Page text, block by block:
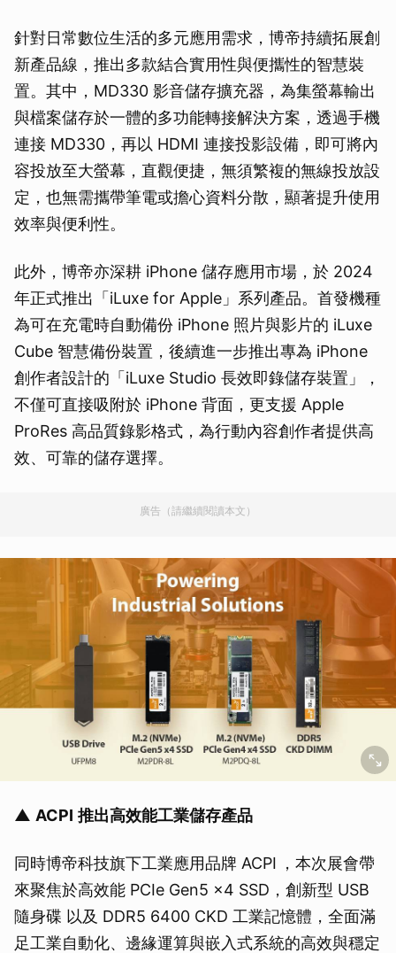
針對日常數位生活的多元應用需求，博帝持續拓展創
新產品線，推出多款結合實用性與便攜性的智慧裝
置。其中，MD330 影音儲存擴充器，為集螢幕輸出
與檔案儲存於一體的多功能轉接解決方案，透過手機
連接 MD330，再以 HDMI 連接投影設備，即可將內
容投放至大螢幕，直觀便捷，無須繁複的無線投放設
定，也無需攜帶筆電或擔心資料分散，顯著提升使用
效率與便利性。
此外，博帝亦深耕 iPhone 儲存應用市場，於 2024
年正式推出「iLuxe for Apple」系列產品。首發機種
為可在充電時自動備份 iPhone 照片與影片的 iLuxe
Cube 智慧備份裝置，後續進一步推出專為 iPhone
創作者設計的「iLuxe Studio 長效即錄儲存裝置」，
不僅可直接吸附於 iPhone 背面，更支援 Apple
ProRes 高品質錄影格式，為行動內容創作者提供高
效、可靠的儲存選擇。
廣告（請繼續閱讀本文）
▲ ACPI 推出高效能工業儲存產品
同時博帝科技旗下工業應用品牌 ACPI ，本次展會帶
來聚焦於高效能 PCIe Gen5 x4 SSD，創新型 USB
隨身碟 以及 DDR5 6400 CKD 工業記憶體，全面滿
足工業自動化、邊緣運算與嵌入式系統的高效與穩定